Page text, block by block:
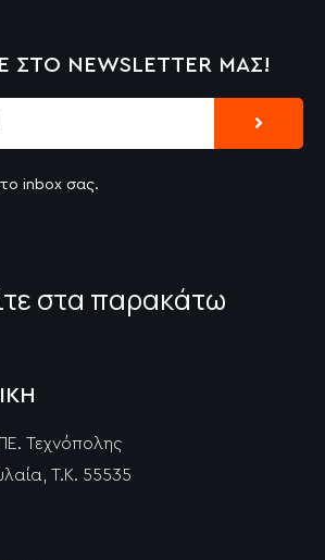
ΣΤΟ NEWSLETTER ΜΑΣ!
Submit
inbox σας.
στα παρακάτω
Τεχνόπολης
Τ.Κ. 55535